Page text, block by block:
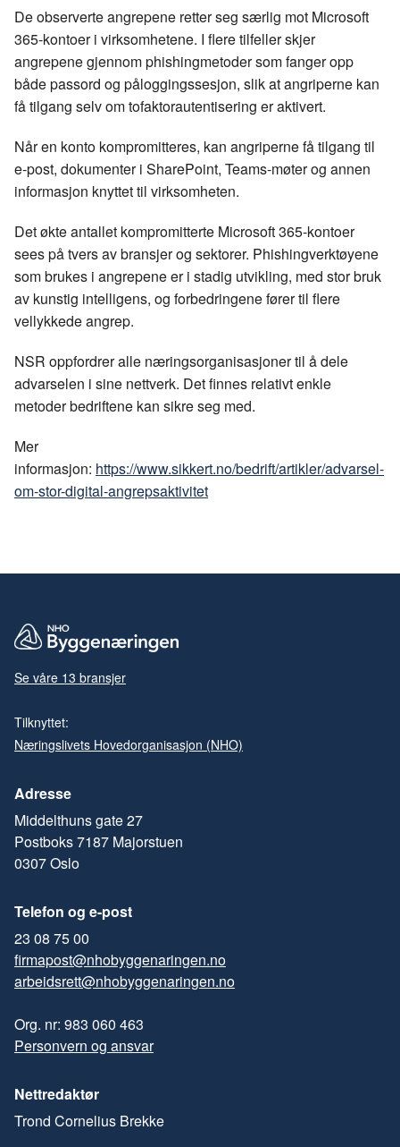
e
b
o
o
k
k
d
n
o
t
De observerte angrepene retter seg særlig mot Microsoft
365-kontoer i virksomhetene. I flere tilfeller skjer
angrepene gjennom phishingmetoder som fanger opp
både passord og påloggingssesjon, slik at angriperne kan
få tilgang selv om tofaktorautentisering er aktivert.
Når en konto kompromitteres, kan angriperne få tilgang til
e-post, dokumenter i SharePoint, Teams-møter og annen
informasjon knyttet til virksomheten.
Det økte antallet kompromitterte Microsoft 365-kontoer
sees på tvers av bransjer og sektorer. Phishingverktøyene
som brukes i angrepene er i stadig utvikling, med stor bruk
av kunstig intelligens, og forbedringene fører til flere
vellykkede angrep.
NSR oppfordrer alle næringsorganisasjoner til å dele
advarselen i sine nettverk. Det finnes relativt enkle
metoder bedriftene kan sikre seg med.
Mer
informasjon: https://www.sikkert.no/bedrift/artikler/advarsel-
om-stor-digital-angrepsaktivitet
Se våre 13 bransjer
Tilknyttet:
Næringslivets Hovedorganisasjon (NHO)
Adresse
Middelthuns gate 27
Postboks 7187 Majorstuen
0307 Oslo
Telefon og e-post
23 08 75 00
firmapost@nhobyggenaringen.no
arbeidsrett@nhobyggenaringen.no
Org. nr: 983 060 463
Personvern og ansvar
Nettredaktør
Trond Cornelius Brekke